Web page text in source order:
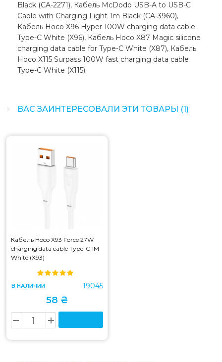
Black (CA-2271), Кабель McDodo USB-A to USB-C
Cable with Charging Light 1m Black (CA-3960),
Кабель Hoco X96 Hyper 100W charging data cable
Type-C White (X96), Кабель Hoco X87 Magic silicone
charging data cable for Type-C White (X87), Кабель
Hoco X115 Surpass 100W fast charging data cable
Type-C White (X115).
ВАС ЗАИНТЕРЕСОВАЛИ ЭТИ ТОВАРЫ (1)
Кабель Hoco X93 Force 27W
charging data cable Type-C 1M
White (X93)
В НАЛИЧИИ 19045
58 ₴